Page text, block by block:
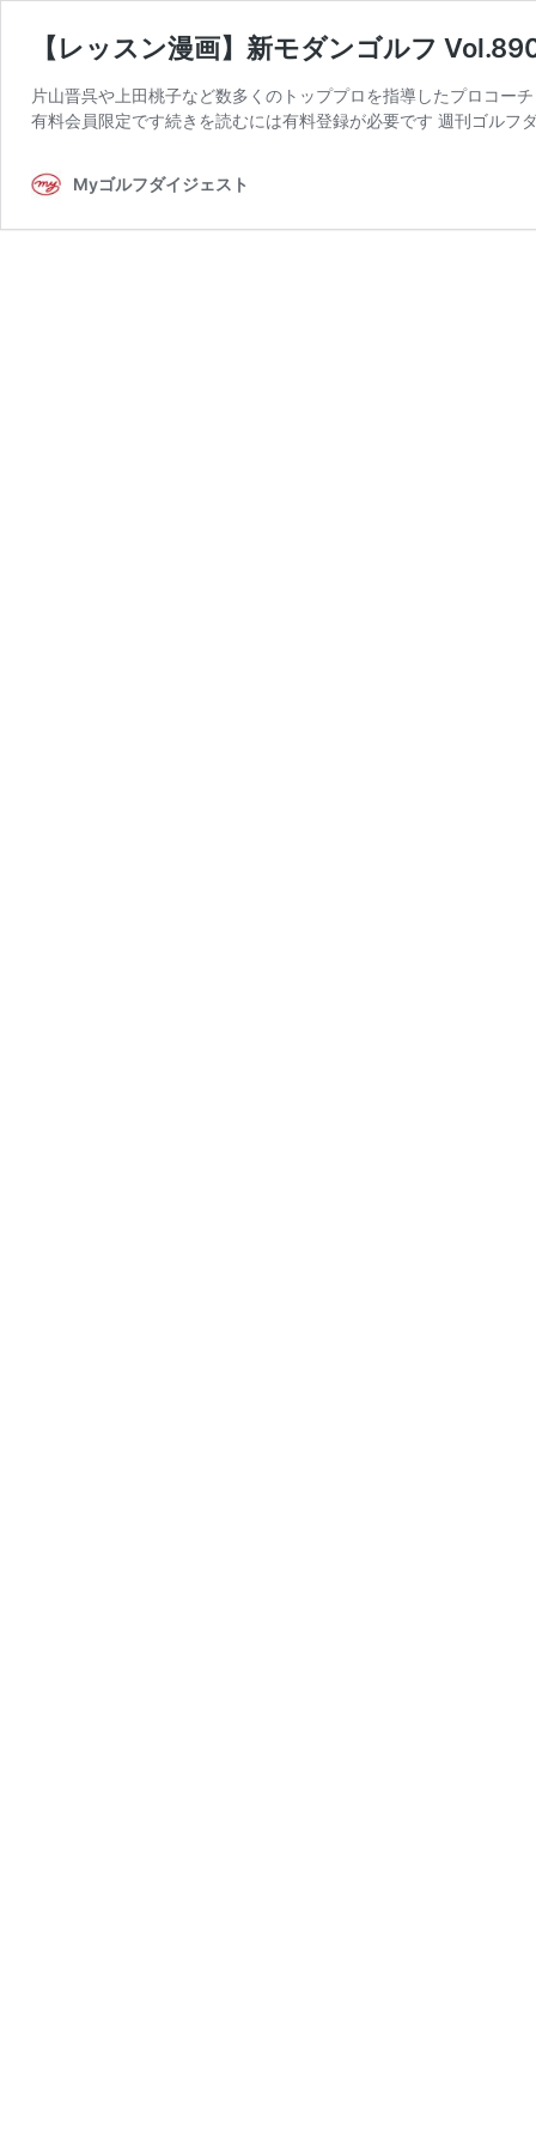
【レッスン漫画】新モダンゴルフ
片山晋呉や上田桃子など数多くのトッププロを指導したプロコー
有料会員限定です続きを読むには有料登録が必要です 週刊ゴル
Myゴルフダイジェスト